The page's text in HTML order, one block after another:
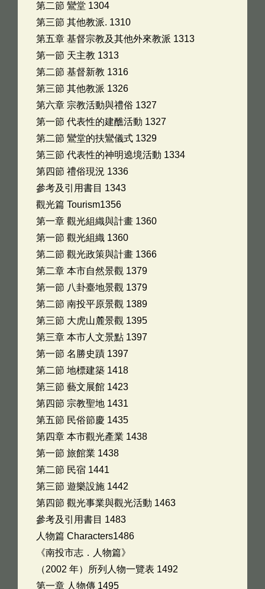
第二節 鸞堂 1304
第三節 其他教派. 1310
第五章 基督宗教及其他外來教派 1313
第一節 天主教 1313
第二節 基督新教 1316
第三節 其他教派 1326
第六章 宗教活動與禮俗 1327
第一節 代表性的建醮活動 1327
第二節 鸞堂的扶鸞儀式 1329
第三節 代表性的神明遶境活動 1334
第四節 禮俗現況 1336
參考及引用書目 1343
觀光篇 Tourism1356
第一章 觀光組織與計畫 1360
第一節 觀光組織 1360
第二節 觀光政策與計畫 1366
第二章 本市自然景觀 1379
第一節 八卦臺地景觀 1379
第二節 南投平原景觀 1389
第三節 大虎山麓景觀 1395
第三章 本市人文景點 1397
第一節 名勝史蹟 1397
第二節 地標建築 1418
第三節 藝文展館 1423
第四節 宗教聖地 1431
第五節 民俗節慶 1435
第四章 本市觀光產業 1438
第一節 旅館業 1438
第二節 民宿 1441
第三節 遊樂設施 1442
第四節 觀光事業與觀光活動 1463
參考及引用書目 1483
人物篇 Characters1486
《南投市志．人物篇》
（2002 年）所列人物一覽表 1492
第一章 人物傳 1495